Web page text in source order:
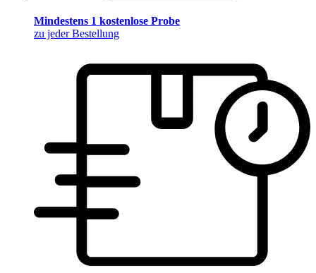
Mindestens 1 kostenlose Probe
zu jeder Bestellung